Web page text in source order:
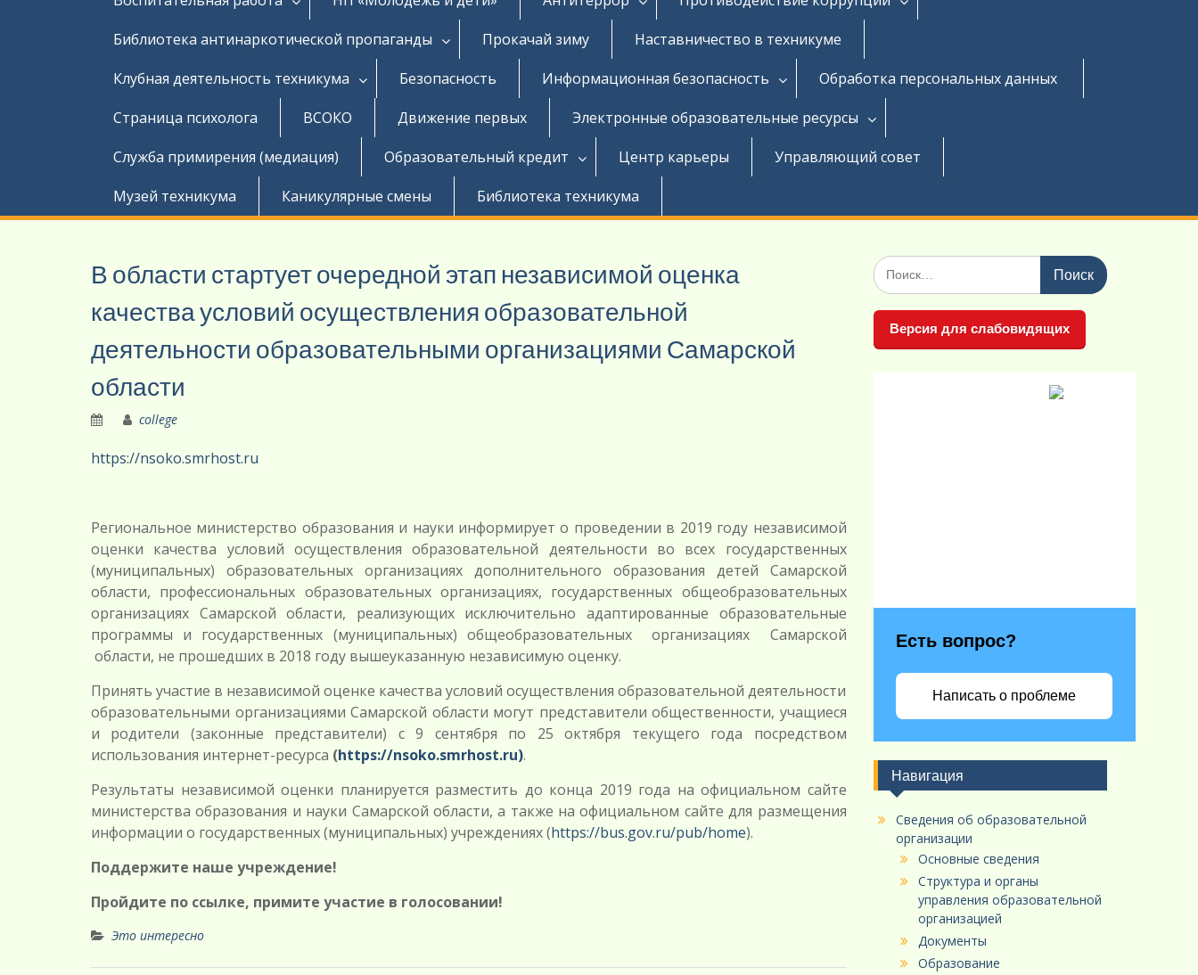
Библиотека антинаркотической пропаганды
Прокачай зиму
Наставничество в техникуме
Клубная деятельность техникума
Безопасность Информационная безопасность
Обработка персональных данных
Страница психолога
ВСОКО Движение первых
Электронные образовательные ресурсы
Служба примирения (медиация)
Образовательный кредит Центр карьеры
Управляющий совет
Музей техникума
Каникулярные смены Библиотека техникума
В области стартует очередной этап независимой оценка
качества условий осуществления образовательной
деятельности образовательными организациями Самарской
области
college
https://nsoko.smrhost.ru
Региональное министерство образования и науки информирует о проведении в 2019 году независимой
оценки качества условий осуществления образовательной деятельности во всех государственных
(муниципальных) образовательных организациях дополнительного образования детей Самарской
области, профессиональных образовательных организациях, государственных общеобразовательных
организациях Самарской области, реализующих исключительно адаптированные образовательные
программы и государственных (муниципальных) общеобразовательных организациях Самарской
области, не прошедших в 2018 году вышеуказанную независимую оценку.
Принять участие в независимой оценке качества условий осуществления образовательной деятельности
образовательными организациями Самарской области могут представители общественности, учащиеся
и родители (законные представители) с 9 сентября по 25 октября текущего года посредством
использования интернет-ресурса (https://nsoko.smrhost.ru).
Результаты независимой оценки планируется разместить до конца 2019 года на официальном сайте
министерства образования и науки Самарской области, а также на официальном сайте для размещения
информации о государственных (муниципальных) учреждениях (https://bus.gov.ru/pub/home).
Поддержите наше учреждение!
Пройдите по ссылке, примите участие в голосовании!
Это интересно
Поиск
по:
Версия для слабовидящих
Есть вопрос?
Написать о проблеме
Навигация
Сведения об образовательной
организации
Основные сведения
Структура и органы
управления образовательной
организацией
Документы
Образование